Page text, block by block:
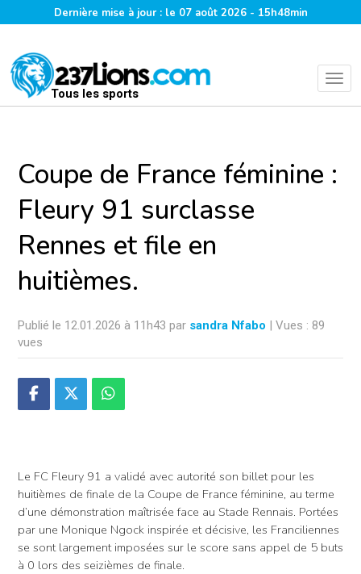
Dernière mise à jour : le 07 août 2026 - 15h48min
Tous les sports
Coupe de France féminine :
Fleury 91 surclasse
Rennes et file en
huitièmes.
Publié le 12.01.2026 à 11h43 par sandra Nfabo | Vues : 89
vues
Le FC Fleury 91 a validé avec autorité son billet pour les
huitièmes de finale de la Coupe de France féminine, au terme
d’une démonstration maîtrisée face au Stade Rennais. Portées
par une Monique Ngock inspirée et décisive, les Franciliennes
se sont largement imposées sur le score sans appel de 5 buts
à 0 lors des seizièmes de finale.